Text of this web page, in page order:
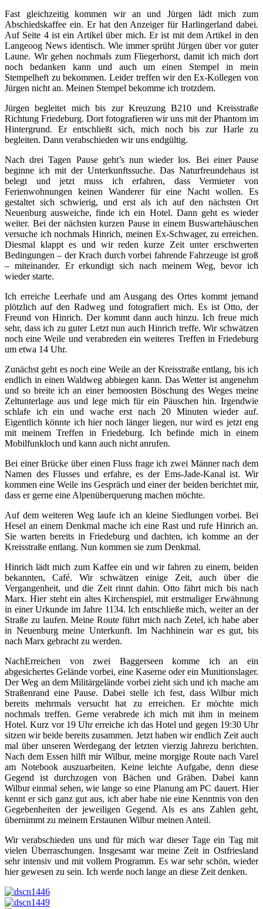
Fast gleichzeitig kommen wir an und Jürgen lädt mich zum
Abschiedskaffee ein. Er hat den Anzeiger für Harlingerland dabei.
Auf Seite 4 ist ein Artikel über mich. Er ist mit dem Artikel in den
Langeoog News identisch. Wie immer sprüht Jürgen über vor guter
Laune. Wir gehen nochmals zum Fliegerhorst, damit ich mich dort
noch bedanken kann und auch um einen Stempel in mein
Stempelheft zu bekommen. Leider treffen wir den Ex-Kollegen von
Jürgen nicht an. Meinen Stempel bekomme ich trotzdem.
Jürgen begleitet mich bis zur Kreuzung B210 und Kreisstraße
Richtung Friedeburg. Dort fotografieren wir uns mit der Phantom im
Hintergrund. Er entschließt sich, mich noch bis zur Harle zu
begleiten. Dann verabschieden wir uns endgültig.
Nach drei Tagen Pause geht’s nun wieder los. Bei einer Pause
beginne ich mit der Unterkunftssuche. Das Naturfreundehaus ist
belegt und jetzt muss ich erfahren, dass Vermieter von
Ferienwohnungen keinen Wanderer für eine Nacht wollen. Es
gestaltet sich schwierig, und erst als ich auf den nächsten Ort
Neuenburg ausweiche, finde ich ein Hotel. Dann geht es wieder
weiter. Bei der nächsten kurzen Pause in einem Buswartehäuschen
versuche ich nochmals Hinrich, meinen Ex-Schwager, zu erreichen.
Diesmal klappt es und wir reden kurze Zeit unter erschwerten
Bedingungen – der Krach durch vorbei fahrende Fahrzeuge ist groß
– miteinander. Er erkundigt sich nach meinem Weg, bevor ich
wieder starte.
Ich erreiche Leerhafe und am Ausgang des Ortes kommt jemand
plötzlich auf den Radweg und fotografiert mich. Es ist Otto, der
Freund von Hinrich. Der kommt dann auch hinzu. Ich freue mich
sehr, dass ich zu guter Letzt nun auch Hinrich treffe. Wir schwätzen
noch eine Weile und verabreden ein weiteres Treffen in Friedeburg
um etwa 14 Uhr.
Zunächst geht es noch eine Weile an der Kreisstraße entlang, bis ich
endlich in einen Waldweg abbiegen kann. Das Wetter ist angenehm
und so breite ich an einer bemoosten Böschung des Weges meine
Zeltunterlage aus und lege mich für ein Päuschen hin. Irgendwie
schlafe ich ein und wache erst nach 20 Minuten wieder auf.
Eigentlich könnte ich hier noch länger liegen, nur wird es jetzt eng
mit meinem Treffen in Friedeburg. Ich befinde mich in einem
Mobilfunkloch und kann auch nicht anrufen.
Bei einer Brücke über einen Fluss frage ich zwei Männer nach dem
Namen des Flusses und erfahre, es der Ems-Jade-Kanal ist. Wir
kommen eine Weile ins Gespräch und einer der beiden berichtet mir,
dass er gerne eine Alpenüberquerung machen möchte.
Auf dem weiteren Weg laufe ich an kleine Siedlungen vorbei. Bei
Hesel an einem Denkmal mache ich eine Rast und rufe Hinrich an.
Sie warten bereits in Friedeburg und dachten, ich komme an der
Kreisstraße entlang. Nun kommen sie zum Denkmal.
Hinrich lädt mich zum Kaffee ein und wir fahren zu einem, beiden
bekannten, Café. Wir schwätzen einige Zeit, auch über die
Vergangenheit, und die Zeit rinnt dahin. Otto fährt mich bis nach
Marx. Hier steht ein altes Kirchenspiel, mit erstmaliger Erwähnung
in einer Urkunde im Jahre 1134. Ich entschließe mich, weiter an der
Straße zu laufen. Meine Route führt mich nach Zetel, ich habe aber
in Neuenburg meine Unterkunft. Im Nachhinein war es gut, bis
nach Marx gebracht zu werden.
NachErreichen von zwei Baggerseen komme ich an ein
abgesichertes Gelände vorbei, eine Kaserne oder ein Munitionslager.
Der Weg an dem Militärgelände vorbei zieht sich und ich mache am
Straßenrand eine Pause. Dabei stelle ich fest, dass Wilbur mich
bereits mehrmals versucht hat zu erreichen. Er möchte mich
nochmals treffen. Gerne verabrede ich mich mit ihm in meinem
Hotel. Kurz vor 19 Uhr erreiche ich das Hotel und gegen 19:30 Uhr
sitzen wir beide bereits zusammen. Jetzt haben wir endlich Zeit auch
mal über unseren Werdegang der letzten vierzig Jahrezu berichten.
Nach dem Essen hilft mir Wilbur, meine morgige Route nach Varel
am Notebook auszuarbeiten. Keine leichte Aufgabe, denn diese
Gegend ist durchzogen von Bächen und Gräben. Dabei kann
Wilbur einmal sehen, wie lange so eine Planung am PC dauert. Hier
kennt er sich ganz gut aus, ich aber habe nie eine Kenntnis von den
Gegebenheiten der jeweiligen Gegend. Als es ans Zahlen geht,
übernimmt zu meinem Erstaunen Wilbur meinen Anteil.
Wir verabschieden uns und für mich war dieser Tage ein Tag mit
vielen Überraschungen. Insgesamt war meine Zeit in Ostfriesland
sehr intensiv und mit vollem Programm. Es war sehr schön, wieder
hier gewesen zu sein. Ich werde noch lange an diese Zeit denken.